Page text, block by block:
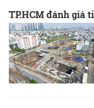
TP.HCM đánh giá